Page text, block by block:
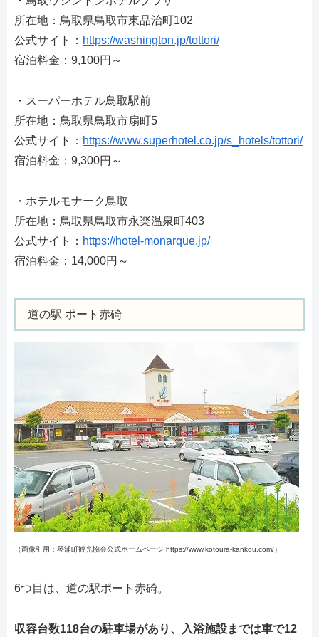
所在地：鳥取県鳥取市東品治町102
公式サイト： https://washington.jp/tottori/
宿泊料金：9,100円～
・スーパーホテル鳥取駅前
所在地：鳥取県鳥取市扇町5
公式サイト： https://www.superhotel.co.jp/s_hotels/tottori/
宿泊料金：9,300円～
・ホテルモナーク鳥取
所在地：鳥取県鳥取市永楽温泉町403
公式サイト： https://hotel-monarque.jp/
宿泊料金：14,000円～
道の駅 ポート赤碕
（画像引用：琴浦町観光協会公式ホームページ https://www.kotoura-kankou.com/）
6つ目は、道の駅ポート赤碕。
収容台数118台の駐車場があり、入浴施設までは車で12